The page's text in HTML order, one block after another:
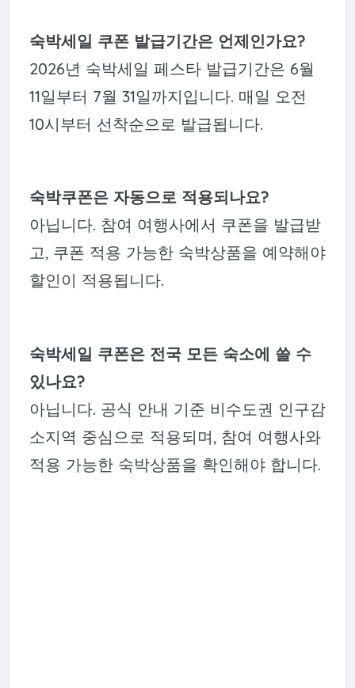
숙박세일 쿠폰 발급기간은 언제인가요?
2026년 숙박세일 페스타 발급기간은 6월
11일부터 7월 31일까지입니다. 매일 오전
10시부터 선착순으로 발급됩니다.
숙박쿠폰은 자동으로 적용되나요?
아닙니다. 참여 여행사에서 쿠폰을 발급받
고, 쿠폰 적용 가능한 숙박상품을 예약해야
할인이 적용됩니다.
숙박세일 쿠폰은 전국 모든 숙소에 쓸 수
있나요?
아닙니다. 공식 안내 기준 비수도권 인구감
소지역 중심으로 적용되며, 참여 여행사와
적용 가능한 숙박상품을 확인해야 합니다.